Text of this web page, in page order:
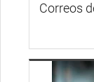
Correos